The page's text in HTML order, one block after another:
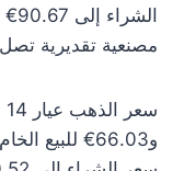
مصنعية تقديرية تصل إلى
و66.03€ للبيع